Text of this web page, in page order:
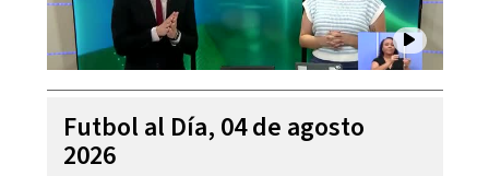
Futbol al Día, 04 de agosto
2026